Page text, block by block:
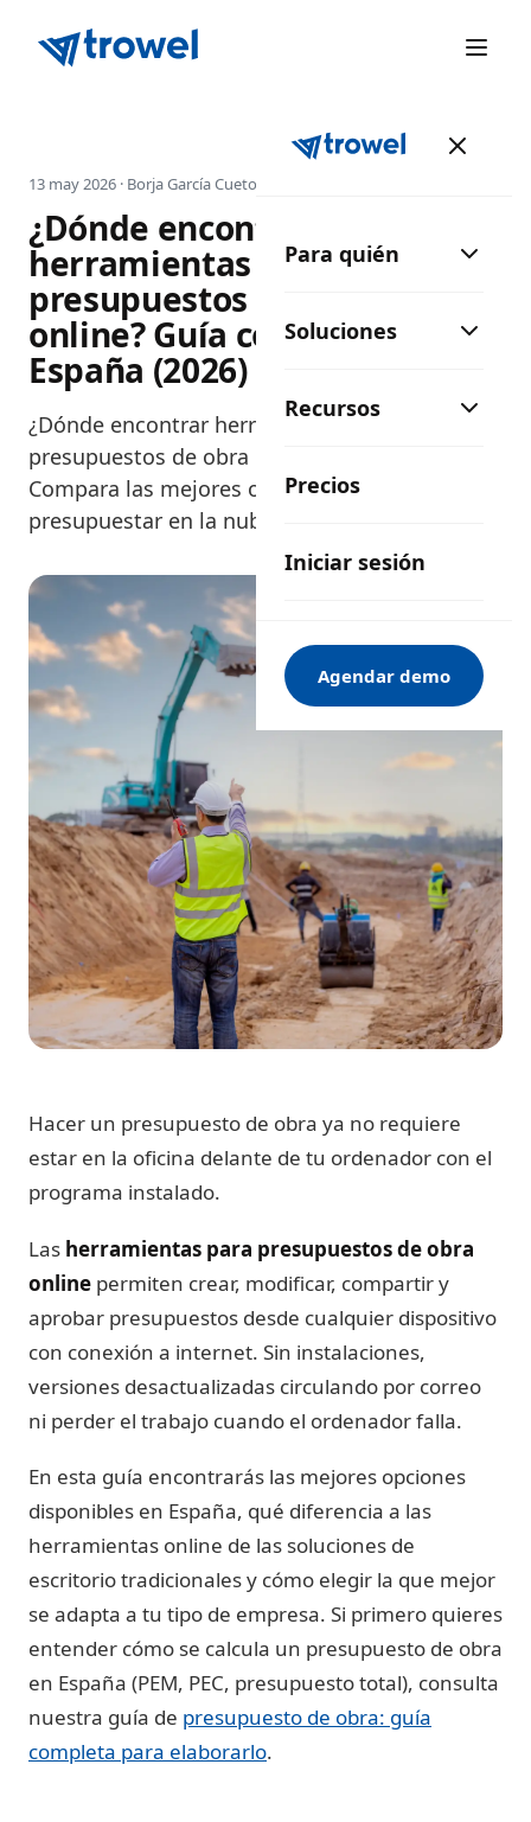
Para quién
Soluciones
Recursos
Precios
Iniciar sesión
Agendar demo
13 may 2026 · Borja García Cueto
¿Dónde encontrar
herramientas para realizar
presupuestos de obra
online? Guía completa para
España (2026)
¿Dónde encontrar herramientas para
presupuestos de obra online en España?
Compara las mejores opciones y empieza a
presupuestar en la nube.
Hacer un presupuesto de obra ya no requiere
estar en la oficina delante de tu ordenador con el
programa instalado.
Las herramientas para presupuestos de obra
online permiten crear, modificar, compartir y
aprobar presupuestos desde cualquier dispositivo
con conexión a internet. Sin instalaciones,
versiones desactualizadas circulando por correo
ni perder el trabajo cuando el ordenador falla.
En esta guía encontrarás las mejores opciones
disponibles en España, qué diferencia a las
herramientas online de las soluciones de
escritorio tradicionales y cómo elegir la que mejor
se adapta a tu tipo de empresa. Si primero quieres
entender cómo se calcula un presupuesto de obra
en España (PEM, PEC, presupuesto total), consulta
nuestra guía de presupuesto de obra: guía
completa para elaborarlo.